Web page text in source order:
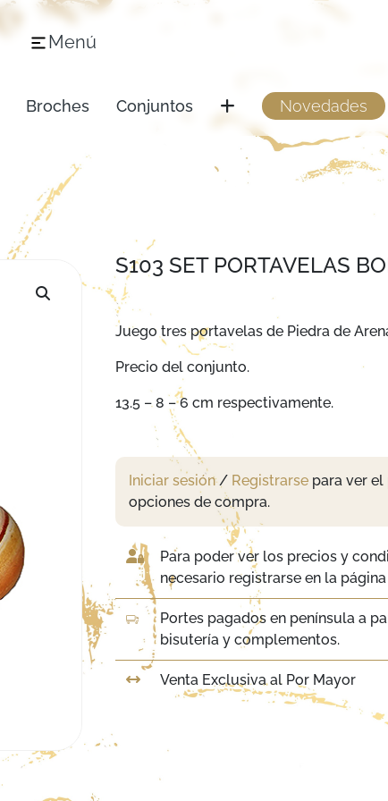
Menú
Broches Conjuntos Novedades
S103 SET PORTAVELAS
Juego tres portavelas de Piedra de
Precio del conjunto.
13.5 – 8 – 6 cm respectivamente.
Iniciar sesión/ Registrarse para ver
opciones de compra.
Para poder ver los precios y
necesario registrarse en la
Portes pagados en península a
bisutería y complementos.
Venta Exclusiva al Por Mayor